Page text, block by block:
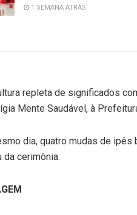
1 SEMANA ATRÁS
repleta de significados
Mente Saudável, à
dia, quatro mudas de ipês
da cerimônia.